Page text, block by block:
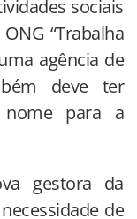
sociais
“Trabalha
agência de
deve ter
para a
gestora da
de